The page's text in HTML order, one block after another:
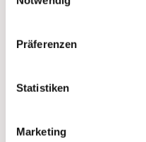
Präferenzen
Statistiken
Marketing